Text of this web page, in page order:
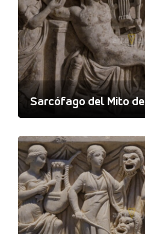
Sarcófago del Mito